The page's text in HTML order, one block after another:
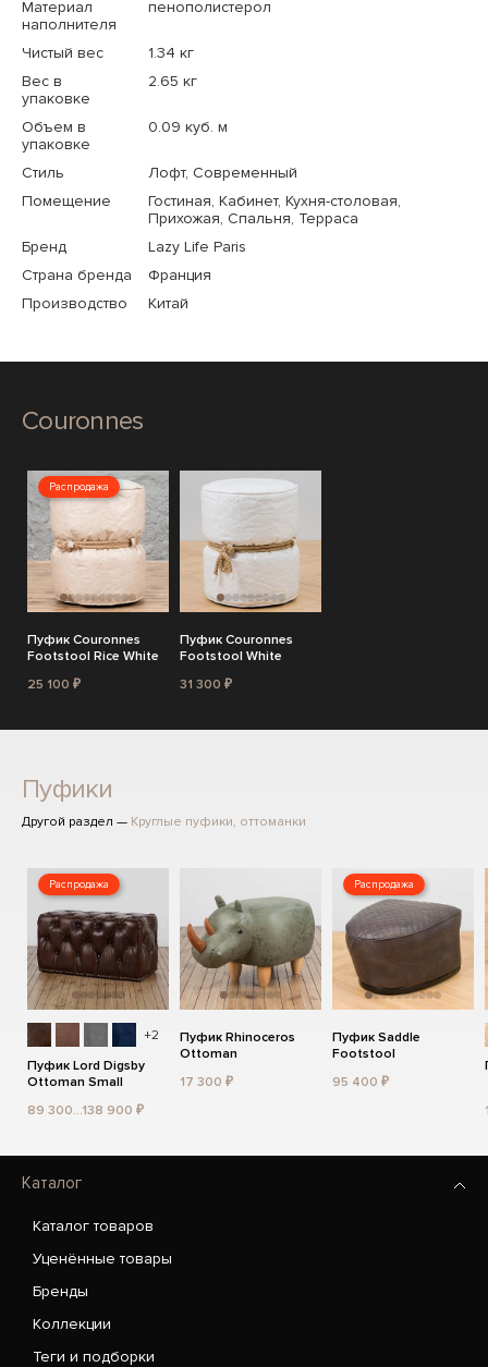
Материал
наполнителя
пенополистерол
Чистый вес
1.34 кг
Вес в
упаковке
2.65 кг
Объем в
упаковке
0.09 куб. м
Стиль
Лофт, Современный
Помещение
Гостиная, Кабинет, Кухня-столовая,
Прихожая, Спальня, Терраса
Бренд
Lazy Life Paris
Страна бренда
Франция
Производство
Китай
Couronnes
Распродажа
Пуфик Couronnes
Footstool Rice White
25 100 ₽
Пуфик Couronnes
Footstool White
31 300 ₽
Пуфики
Другой раздел — Круглые пуфики, оттоманки
Распродажа
+2
Пуфик Lord Digsby
Ottoman Small
89 300...138 900 ₽
Пуфик Rhinoceros
Ottoman
17 300 ₽
Распродажа
Пуфик Saddle
Footstool
95 400 ₽
Каталог
Каталог товаров
Уценённые товары
Бренды
Коллекции
Теги и подборки